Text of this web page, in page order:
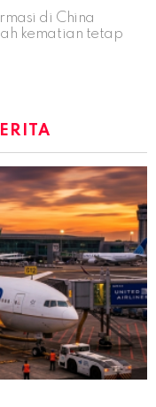
di China
kematian tetap